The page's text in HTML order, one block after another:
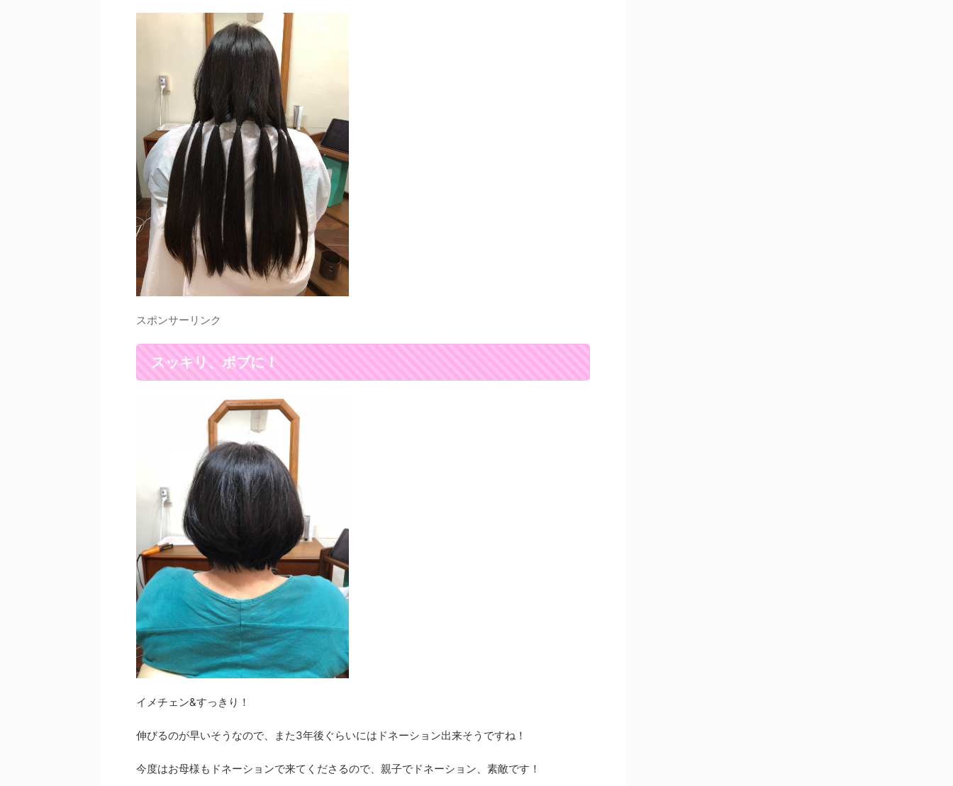
スポンサーリンク
スッキリ、ボブに！
イメチェン&すっきり！
伸びるのが早いそうなので、また3年後ぐらいにはドネーション出来そうですね！
今度はお母様もドネーションで来てくださるので、親子でドネーション、素敵です！